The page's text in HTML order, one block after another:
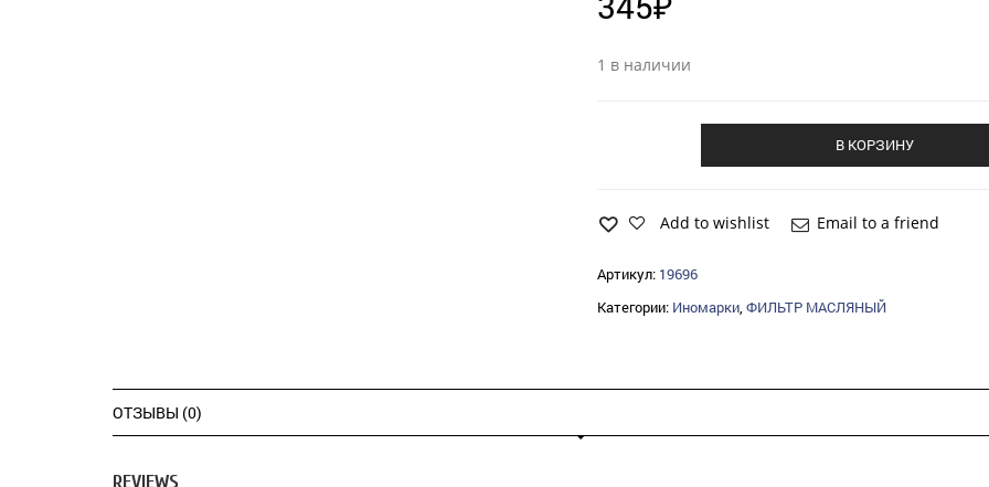
1 в наличии
В КОРЗИНУ
Add to wishlist Email to a friend
Артикул: 19696
Категории: Иномарки, ФИЛЬТР МАСЛЯНЫЙ
ОТЗЫВЫ (0)
REVIEWS